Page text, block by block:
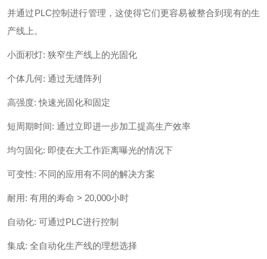
并通过PLC控制进行管理，这使得它们更容易被整合到现有的生
产线上。
小面积灯: 狭窄生产线上的光固化
个体几何: 通过无缝阵列
高强度: 快速光固化和固定
短周期时间: 通过立即进一步加工提高生产效率
均匀固化: 即使在大工作距离曝光的情况下
可变性: 不同的应用有不同的解决方案
耐用: 有用的寿命 > 20,000小时
自动化: 可通过PLC进行控制
集成: 全自动化生产线的理想选择